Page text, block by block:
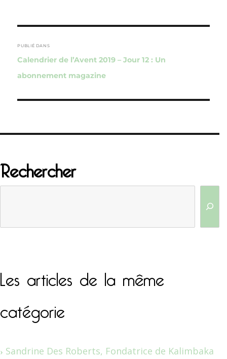
de
l’article
PUBLIÉ DANS
Calendrier de l’Avent 2019 – Jour 12 : Un
abonnement magazine
Rechercher
Les articles de la même
catégorie
Sandrine Des Roberts, Fondatrice de Kalimbaka